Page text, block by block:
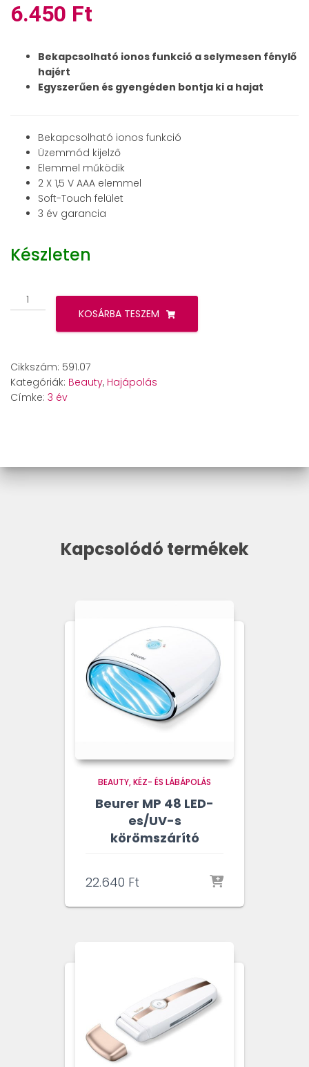
6.450 Ft
Bekapcsolható ionos funkció a selymesen fénylő
hajért
Egyszerűen és gyengéden bontja ki a hajat
Bekapcsolható ionos funkció
Üzemmód kijelző
Elemmel működik
2 X 1,5 V AAA elemmel
Soft-Touch felület
3 év garancia
Készleten
Beurer
HT
mennyiség
KOSÁRBA TESZEM
Cikkszám: 591.07
Kategóriák: Beauty, Hajápolás
Címke: 3 év
Kapcsolódó termékek
BEAUTY KÉZ- ÉS LÁBÁPOLÁS
Beurer MP 48 LED-
es/UV-s
körömszárító
22.640 Ft